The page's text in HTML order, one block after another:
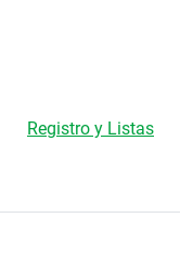
Registro y Listas